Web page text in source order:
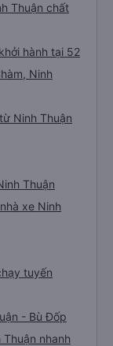
Thuận chất
hành tại 52
Ninh
Ninh Thuận
Thuận
xe Ninh
tuyến
- Bù Đốp
nhanh